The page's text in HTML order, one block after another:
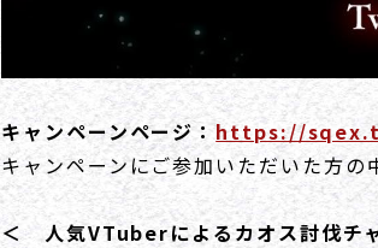
キャンペーンページ：https://
キャンペーンにご参加いただいた方
＜ 人気VTuberによるカオス討伐チ